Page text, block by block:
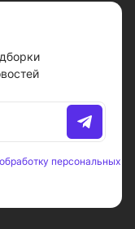
обработку персональных